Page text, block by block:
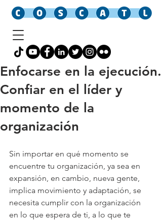
Enfocarse en la ejecución.
Confiar en el líder y
momento de la
organización
Sin importar en qué momento se
encuentre tu organización, ya sea en
expansión, en cambio, nueva gente,
implica movimiento y adaptación, se
necesita cumplir con la organización
en lo que espera de ti, a lo que te